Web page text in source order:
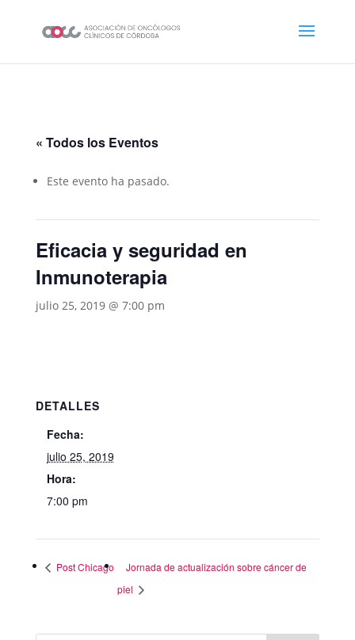
« Todos los Eventos
Este evento ha pasado.
Eficacia y seguridad en
Inmunoterapia
julio 25, 2019 @ 7:00 pm
DETALLES
Fecha:
julio 25, 2019
Hora:
7:00 pm
Post Chicago
Jornada de actualización sobre cáncer de
piel